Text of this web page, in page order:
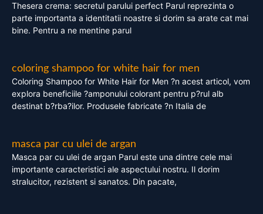
Thesera crema: secretul parului perfect Parul reprezinta o
parte importanta a identitatii noastre si dorim sa arate cat mai
bine. Pentru a ne mentine parul
coloring shampoo for white hair for men
Coloring Shampoo for White Hair for Men ?n acest articol, vom
explora beneficiile ?amponului colorant pentru p?rul alb
destinat b?rba?ilor. Produsele fabricate ?n Italia de
masca par cu ulei de argan
Masca par cu ulei de argan Parul este una dintre cele mai
importante caracteristici ale aspectului nostru. Il dorim
stralucitor, rezistent si sanatos. Din pacate,